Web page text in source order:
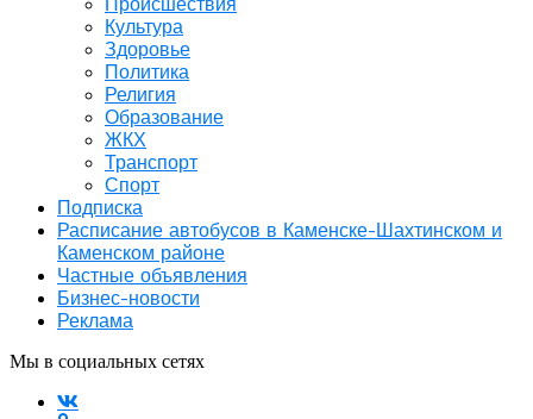
Культура
Здоровье
Политика
Религия
Образование
ЖКХ
Транспорт
Спорт
Подписка
Расписание автобусов в Каменске-Шахтинском и
Каменском районе
Частные объявления
Бизнес-новости
Реклама
Мы в социальных сетях